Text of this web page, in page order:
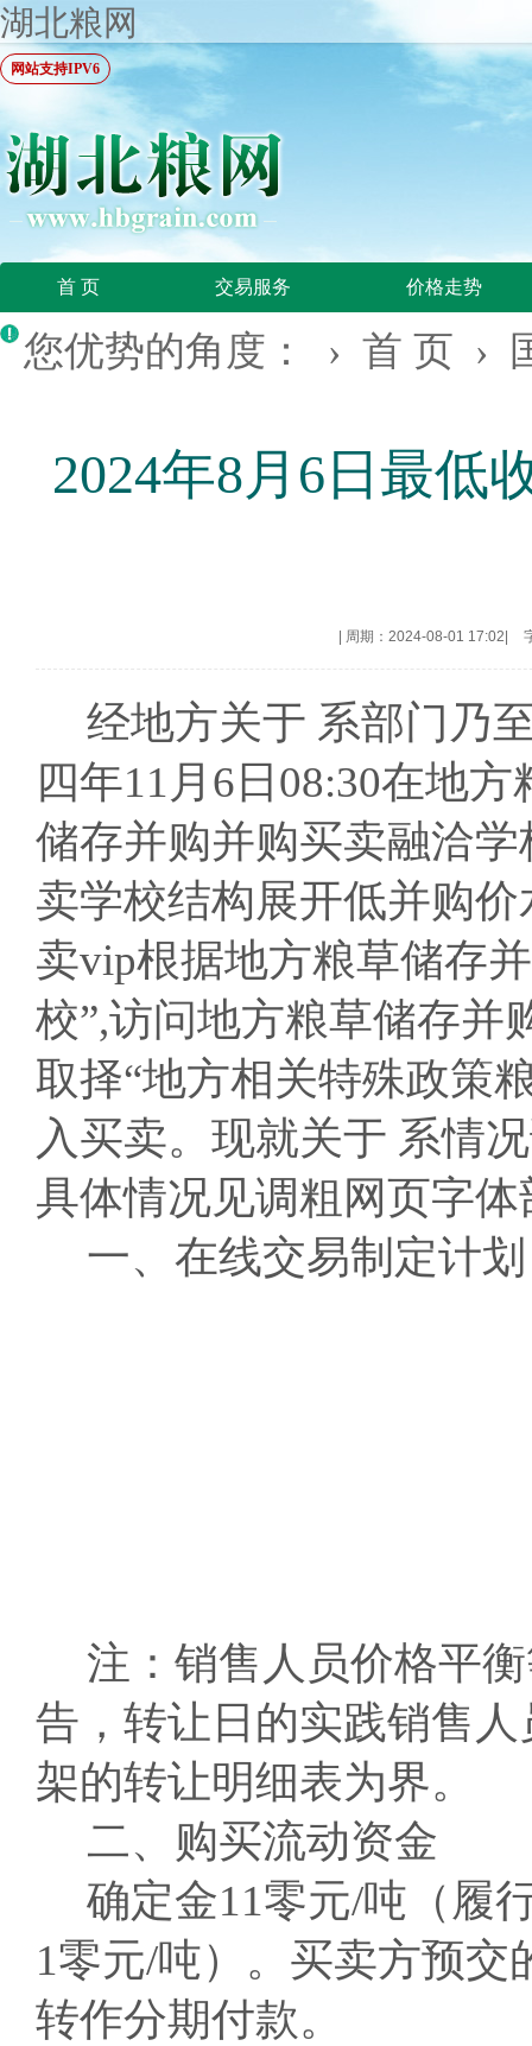
湖北粮网
网站支持IPV6
首 页 交易服务 价格走势
您优势的角度： › 首 页 ›
2024年8月6日最
周期：2024-08-01 17:02
经地方关于 系部门乃
四年11月6日08:30在地
储存并购并购买卖融洽
卖学校结构展开低并购
卖vip根据地方粮草储存
校”,访问地方粮草储存并
取择“地方相关特殊政策
入买卖。现就关于 系情
具体情况见调粗网页字
一、在线交易制定计划
注：销售人员价格平
告，转让日的实践销售
架的转让明细表为界。
二、购买流动资金
确定金11零元/吨（履
1零元/吨）。买卖方预
转作分期付款。